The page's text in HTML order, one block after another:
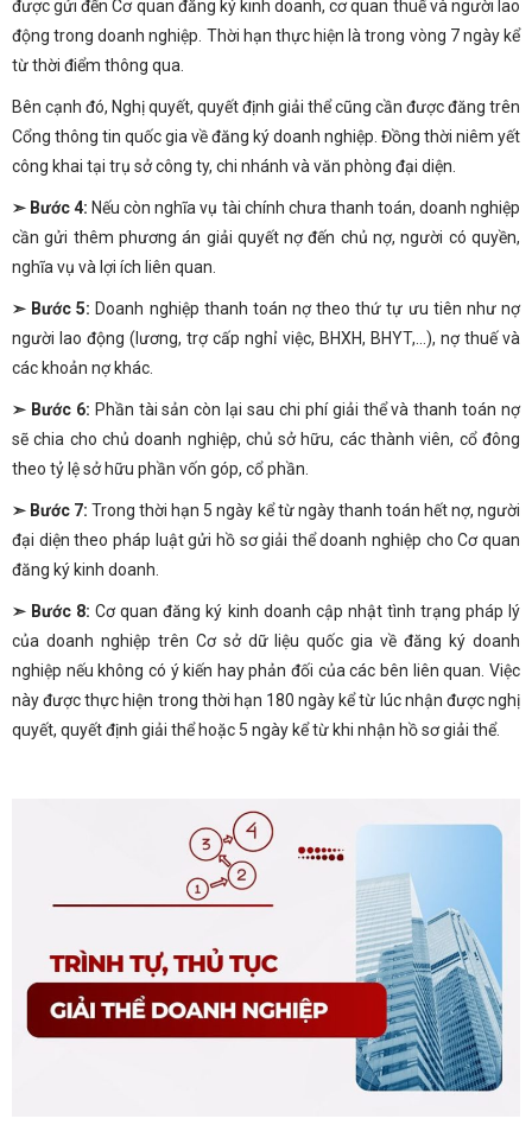
được gửi đến Cơ quan đăng ký kinh doanh, cơ quan thuế và người lao
động trong doanh nghiệp. Thời hạn thực hiện là trong vòng 7 ngày kể
từ thời điểm thông qua.
Bên cạnh đó, Nghị quyết, quyết định giải thể cũng cần được đăng trên
Cổng thông tin quốc gia về đăng ký doanh nghiệp. Đồng thời niêm yết
công khai tại trụ sở công ty, chi nhánh và văn phòng đại diện.
➣ Bước 4: Nếu còn nghĩa vụ tài chính chưa thanh toán, doanh nghiệp
cần gửi thêm phương án giải quyết nợ đến chủ nợ, người có quyền,
nghĩa vụ và lợi ích liên quan.
➣ Bước 5: Doanh nghiệp thanh toán nợ theo thứ tự ưu tiên như nợ
người lao động (lương, trợ cấp nghỉ việc, BHXH, BHYT,…), nợ thuế và
các khoản nợ khác.
➣ Bước 6: Phần tài sản còn lại sau chi phí giải thể và thanh toán nợ
sẽ chia cho chủ doanh nghiệp, chủ sở hữu, các thành viên, cổ đông
theo tỷ lệ sở hữu phần vốn góp, cổ phần.
➣ Bước 7: Trong thời hạn 5 ngày kể từ ngày thanh toán hết nợ, người
đại diện theo pháp luật gửi hồ sơ giải thể doanh nghiệp cho Cơ quan
đăng ký kinh doanh.
➣ Bước 8: Cơ quan đăng ký kinh doanh cập nhật tình trạng pháp lý
của doanh nghiệp trên Cơ sở dữ liệu quốc gia về đăng ký doanh
nghiệp nếu không có ý kiến hay phản đối của các bên liên quan. Việc
này được thực hiện trong thời hạn 180 ngày kể từ lúc nhận được nghị
quyết, quyết định giải thể hoặc 5 ngày kể từ khi nhận hồ sơ giải thể.